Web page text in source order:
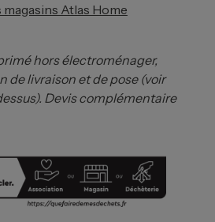
Atlas Home
hors électroménager,
de livraison et de pose (voir
Devis complémentaire